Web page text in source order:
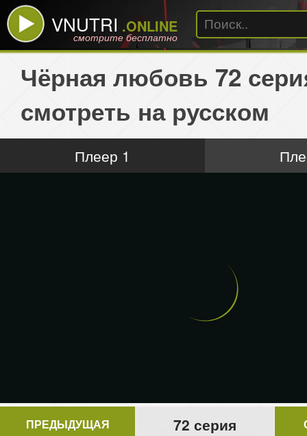
VNUTRI .ONLINE
смотрите бесплатно
Чёрная любовь 72
смотреть на русском
Плеер 1
ПРЕДЫДУЩАЯ 72 серия